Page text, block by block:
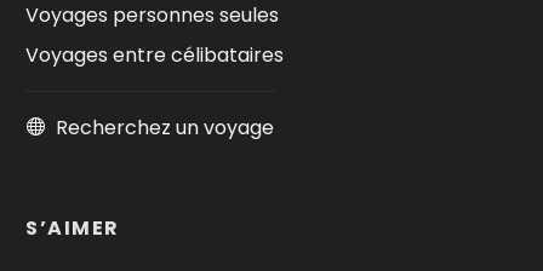
Voyages personnes seules
Voyages entre célibataires
Recherchez un voyage
S’AIMER